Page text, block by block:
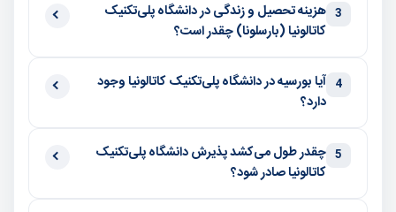
3 هزینه تحصیل و زندگی در دانشگاه پلی‌تکنیک
کاتالونیا (بارسلونا) چقدر است؟
4 آیا بورسیه در دانشگاه پلی‌تکنیک کاتالونیا وجود
دارد؟
5 چقدر طول می‌کشد پذیرش دانشگاه پلی‌تکنیک
کاتالونیا صادر شود؟